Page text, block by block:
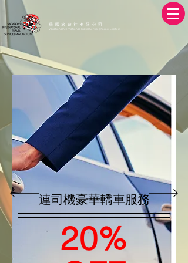
華國旅遊社有限公司
Vacations International Travel Service (Macau) Limited
連司機豪華轎車服務
20%